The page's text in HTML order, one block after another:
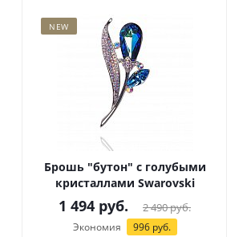
NEW
Брошь "бутон" с голубыми
кристаллами Swarovski
1 494 руб. 2 490руб.
Экономия 996руб.